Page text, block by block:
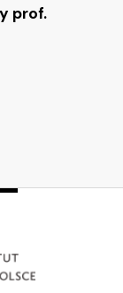
prof.